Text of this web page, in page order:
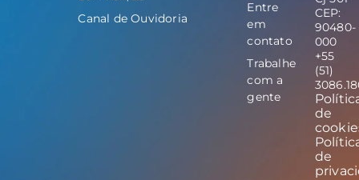
Canal de Ouvidoria
Entre
em
contato
Trabalhe
com a
gente
CEP:
90480-
000
+55
(51)
de
de